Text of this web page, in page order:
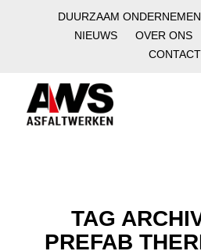
DUURZAAM ONDERNEMEN
NIEUWS
OVER ONS
CONTACT
TAG
PREFAB